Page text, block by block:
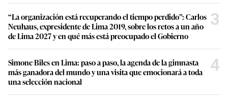
“La organización está recuperando el tiempo perdido”: Carlos
Neuhaus, expresidente de Lima 2019, sobre los retos a un año
de Lima 2027 y en qué más está preocupado el Gobierno
3
Simone Biles en Lima: paso a paso, la agenda de la gimnasta
más ganadora del mundo y una visita que emocionará a toda
una selección nacional
4